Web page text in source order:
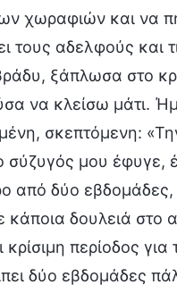
χωραφιών και να
τους αδελφούς και
ξάπλωσα στο
να κλείσω μάτι.
σκεπτόμενη:
μου έφυγε,
από δύο
κάποια δουλειά στο
κρίσιμη περίοδος
δύο εβδομάδες